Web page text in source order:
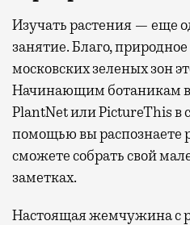
Изучать растения — еще
занятие. Благо,
московских зеленых зон
Начинающим ботаникам
PlantNet или PictureThis в
помощью вы распознаете
сможете собрать свой
заметках.
Настоящая жемчужина с